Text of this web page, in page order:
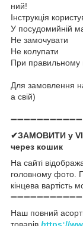
ний!
Інструкція
У посудомийній
Не замочувати
Не колупати
При правильному
Для замовлення
а свій)
➖➖➖➖➖➖➖➖➖➖➖
✔ЗАМОВИТИ у
через кошик
На сайті
головному фото.
кінцева вартість
➖➖➖➖➖➖➖➖➖➖➖
Наш повний
товарів https://